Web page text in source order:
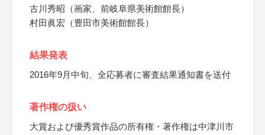
古川秀昭（画家、前岐阜県美術館館長）
村田眞宏（豊田市美術館館長）
結果発表
2016年9月中旬、全応募者に審査結果通知書を送付
著作権の扱い
大賞および優秀賞作品の所有権・著作権は中津川市